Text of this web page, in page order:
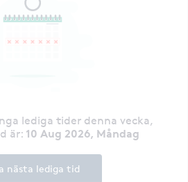
lediga tider denna vecka,
är: 10 Aug 2026, Måndag
nästa lediga tid